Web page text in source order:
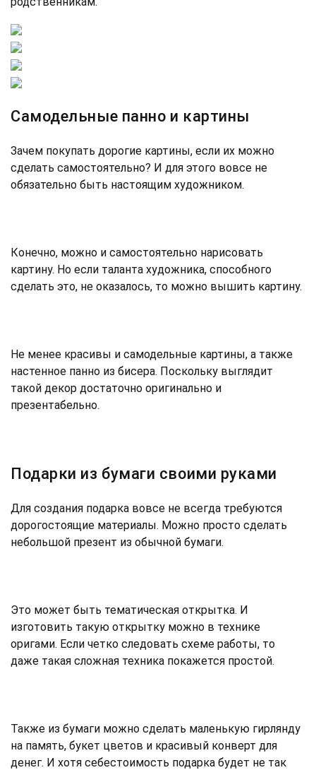
Самодельные панно и картины
Зачем покупать дорогие картины, если их можно
сделать самостоятельно? И для этого вовсе не
обязательно быть настоящим художником.
Конечно, можно и самостоятельно нарисовать
картину. Но если таланта художника, способного
сделать это, не оказалось, то можно вышить картину.
Не менее красивы и самодельные картины, а также
настенное панно из бисера. Поскольку выглядит
такой декор достаточно оригинально и
презентабельно.
Подарки из бумаги своими руками
Для создания подарка вовсе не всегда требуются
дорогостоящие материалы. Можно просто сделать
небольшой презент из обычной бумаги.
Это может быть тематическая открытка. И
изготовить такую открытку можно в технике
оригами. Если четко следовать схеме работы, то
даже такая сложная техника покажется простой.
Также из бумаги можно сделать маленькую гирлянду
на память, букет цветов и красивый конверт для
денег. И хотя себестоимость подарка будет не так